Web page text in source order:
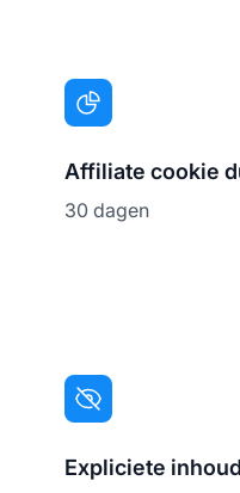
Affiliate cookie
30 dagen
Expliciete inhoud